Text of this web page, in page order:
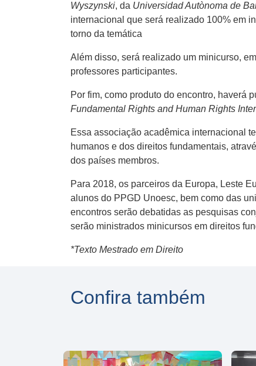
Wyszynski, da Universidad Autònoma de
internacional que será realizado 100% em
torno da temática
Além disso, será realizado um minicurso,
professores participantes.
Por fim, como produto do encontro, haverá
Fundamental Rights and Human Rights
Essa associação acadêmica internacional
humanos e dos direitos fundamentais,
dos países membros.
Para 2018, os parceiros da Europa, Leste
alunos do PPGD Unoesc, bem como das
encontros serão debatidas as pesquisas
serão ministrados minicursos em direitos
*Texto Mestrado em Direito
Confira também